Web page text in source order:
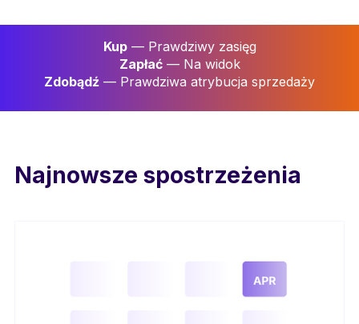
Kup— Prawdziwy zasięg
Zapłać— Na widok
Zdobądź — Prawdziwa atrybucja sprzedaży
Najnowsze spostrzeżenia